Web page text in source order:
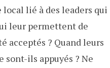
lié à des leaders qui
leur permettent de
acceptés ? Quand leurs
sont-ils appuyés ? Ne